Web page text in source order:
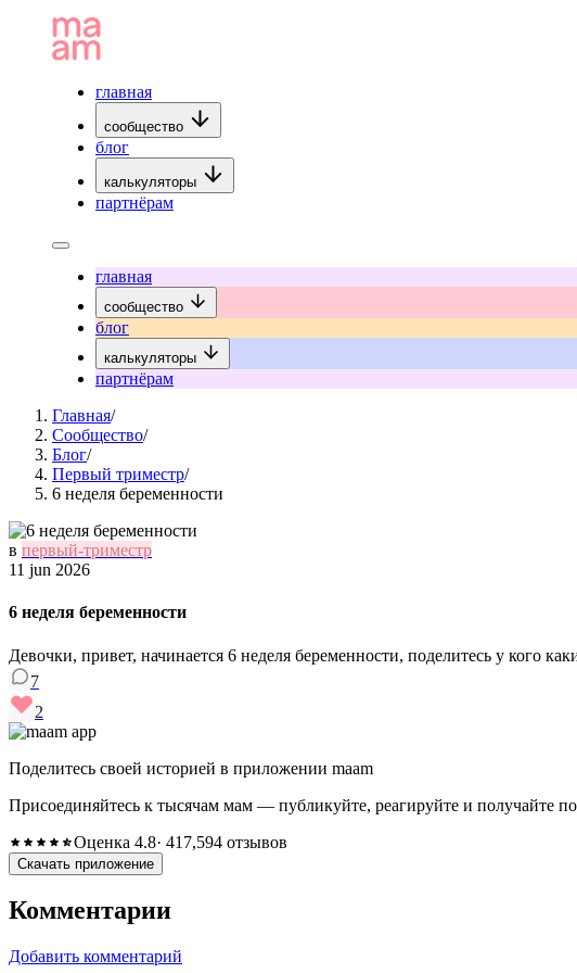
главная
сообщество
блог
калькуляторы
партнёрам
главная
сообщество
блог
калькуляторы
партнёрам
Главная/
Сообщество/
Блог/
Первый триместр/
6 неделя беременности
в первый-триместр
11 jun 2026
6 неделя беременности
Девочки, привет, начинается 6 неделя беременности, поделитесь у кого
7
2
Поделитесь своей историей в приложении maam
Присоединяйтесь к тысячам мам — публикуйте, реагируйте и получайте
Оценка 4.8· 417,594 отзывов
Скачать приложение
Комментарии
Добавить комментарий